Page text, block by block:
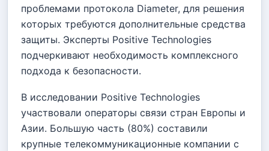
проблемами протокола Diameter, для решения
которых требуются дополнительные средства
защиты. Эксперты Positive Technologies
подчеркивают необходимость комплексного
подхода к безопасности.
В исследовании Positive Technologies
участвовали операторы связи стран Европы и
Азии. Большую часть (80%) составили
крупные телекоммуникационные компании с